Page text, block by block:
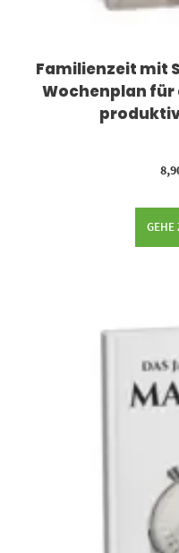
Familienzeit mit
Wochenplan für
GEHE